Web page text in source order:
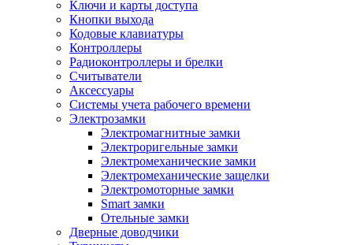
Ключи и карты доступа
Кнопки выхода
Кодовые клавиатуры
Контроллеры
Радиоконтроллеры и брелки
Считыватели
Аксессуары
Системы учета рабочего времени
Электрозамки
Электромагнитные замки
Электроригельные замки
Электромеханические замки
Электромеханические защелки
Электромоторные замки
Smart замки
Отельные замки
Дверные доводчики